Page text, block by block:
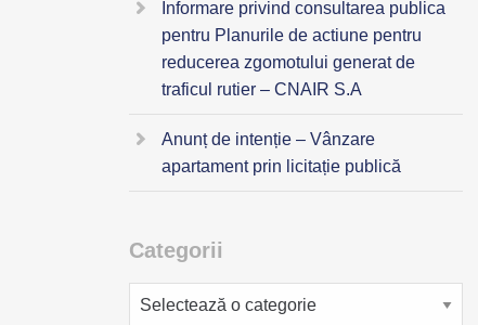
Informare privind consultarea publica
pentru Planurile de actiune pentru
reducerea zgomotului generat de
traficul rutier – CNAIR S.A
Anunț de intenție – Vânzare
apartament prin licitație publică
Categorii
Categorii